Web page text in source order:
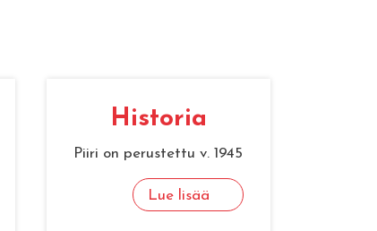
His­to­ria
Piiri on perustettu v. 1945
Lue lisää